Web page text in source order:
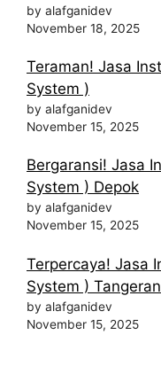
by alafganidev
November 18, 2025
Teraman! Jasa
System )
by alafganidev
November 15, 2025
Bergaransi! Jasa
System ) Depok
by alafganidev
November 15, 2025
Terpercaya! Jasa
System )
by alafganidev
November 15, 2025